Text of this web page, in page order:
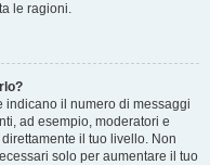
le ragioni.
indicano il numero di messaggi
ad esempio, moderatori e
il tuo livello. Non
solo per aumentare il tuo